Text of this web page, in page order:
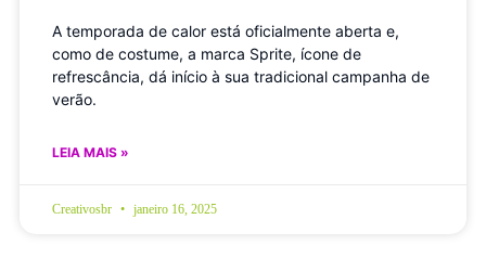
A temporada de calor está oficialmente aberta e,
como de costume, a marca Sprite, ícone de
refrescância, dá início à sua tradicional campanha de
verão.
LEIA MAIS »
Creativosbr janeiro 16, 2025